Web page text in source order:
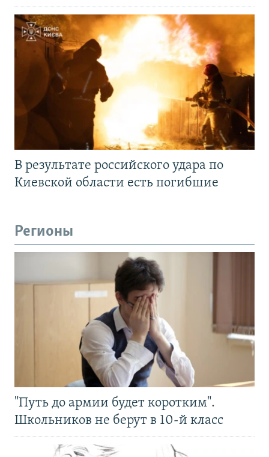
В результате российского удара по
Киевской области есть погибшие
Регионы
"Путь до армии будет коротким".
Школьников не берут в 10-й класс